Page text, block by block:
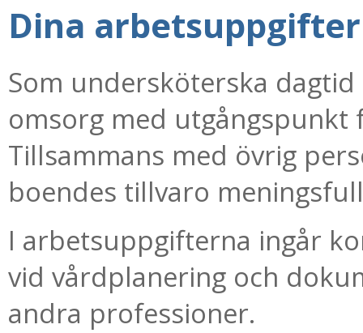
Dina arbetsuppgifter
Som undersköterska
omsorg med utgångspunkt
Tillsammans med övrig
boendes tillvaro
I arbetsuppgifterna ingår
vid vårdplanering och
andra professioner.